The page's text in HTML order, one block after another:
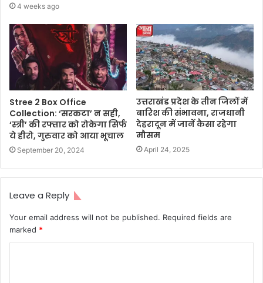
4 weeks ago
Stree 2 Box Office
Collection: ‘सरकटा’ न सही,
‘स्त्री’ की रफ्तार को रोकेगा सिर्फ
ये हीरो, गुरुवार को आया भूचाल
September 20, 2024
उत्तराखंड प्रदेश के तीन जिलों में
बारिश की संभावना, राजधानी
देहरादून में जानें कैसा रहेगा
मौसम
April 24, 2025
Leave a Reply
Your email address will not be published. Required fields are
marked *